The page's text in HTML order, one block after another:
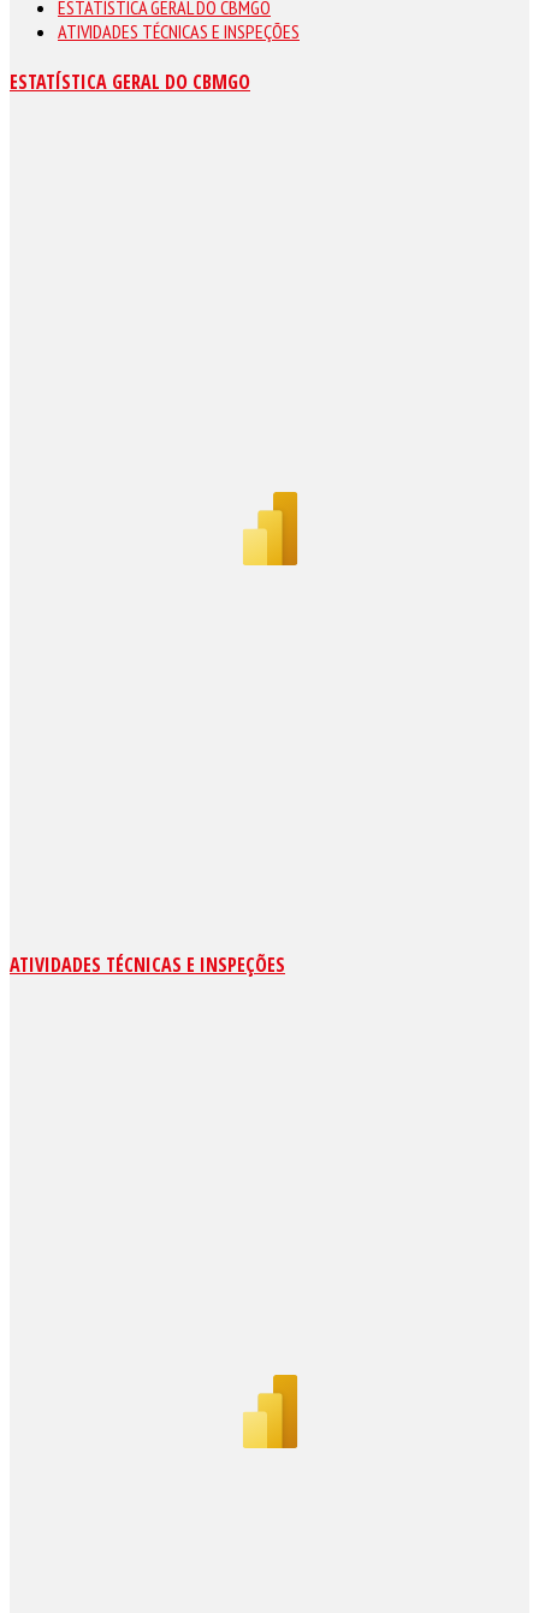
ESTATÍSTICA GERAL DO CBMGO
ATIVIDADES TÉCNICAS E INSPEÇÕES
ESTATÍSTICA GERAL DO CBMGO
ATIVIDADES TÉCNICAS E INSPEÇÕES